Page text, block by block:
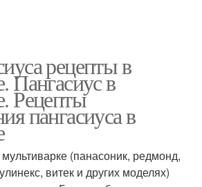
рецепты в
Пангасиус в
Рецепты
пангасиуса в
(панасоник, редмонд,
витек и других моделях)